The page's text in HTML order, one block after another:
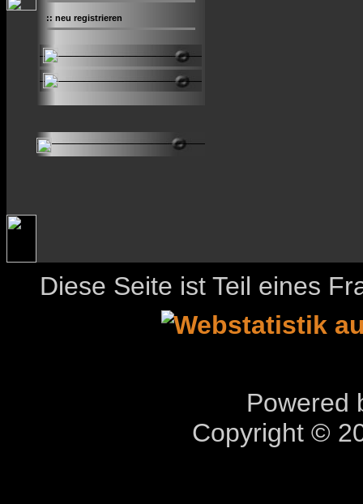
:: neu registrieren
Diese Seite ist Teil eines
Powered
Copyright ©